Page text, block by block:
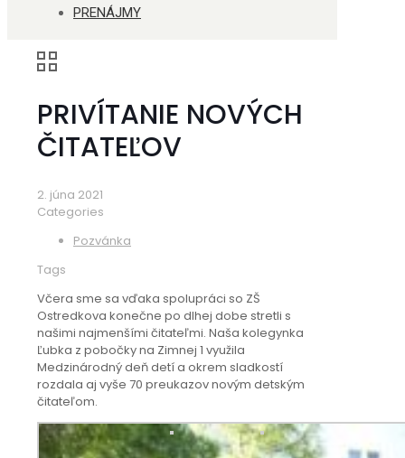
PRENÁJMY
PRIVÍTANIE NOVÝCH
ČITATEĽOV
2. júna 2021
Categories
Pozvánka
Tags
Včera sme sa vďaka spolupráci so ZŠ
Ostredkova konečne po dlhej dobe stretli s
našimi najmenšími čitateľmi. Naša kolegynka
Ľubka z pobočky na Zimnej 1 využila
Medzinárodný deň detí a okrem sladkostí
rozdala aj vyše 70 preukazov novým detským
čitateľom.